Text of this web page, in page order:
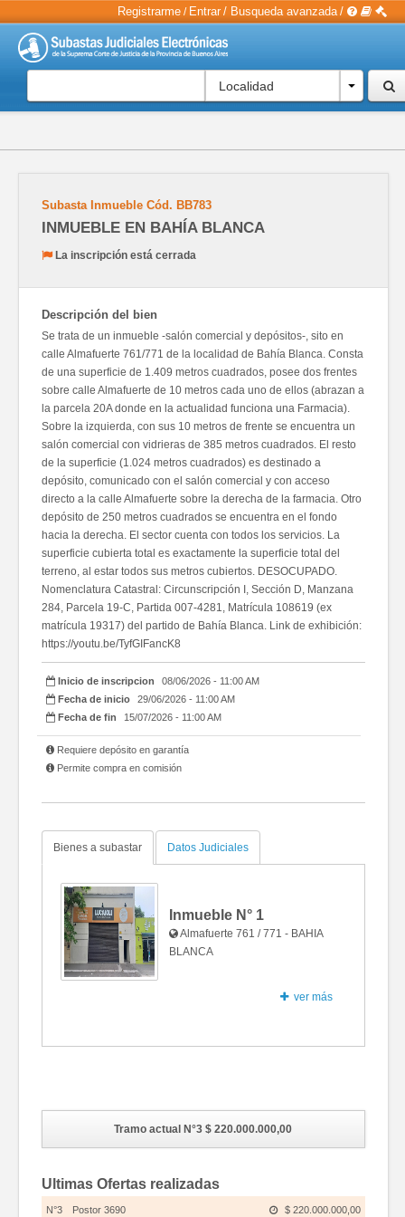
Registrarme / Entrar / Busqueda avanzada /
Localidad
Subasta Inmueble Cód. BB783
INMUEBLE EN BAHÍA BLANCA
La inscripción está cerrada
Descripción del bien
Se trata de un inmueble -salón comercial y depósitos-, sito en
calle Almafuerte 761/771 de la localidad de Bahía Blanca. Consta
de una superficie de 1.409 metros cuadrados, posee dos frentes
sobre calle Almafuerte de 10 metros cada uno de ellos (abrazan a
la parcela 20A donde en la actualidad funciona una Farmacia).
Sobre la izquierda, con sus 10 metros de frente se encuentra un
salón comercial con vidrieras de 385 metros cuadrados. El resto
de la superficie (1.024 metros cuadrados) es destinado a
depósito, comunicado con el salón comercial y con acceso
directo a la calle Almafuerte sobre la derecha de la farmacia. Otro
depósito de 250 metros cuadrados se encuentra en el fondo
hacia la derecha. El sector cuenta con todos los servicios. La
superficie cubierta total es exactamente la superficie total del
terreno, al estar todos sus metros cubiertos. DESOCUPADO.
Nomenclatura Catastral: Circunscripción I, Sección D, Manzana
284, Parcela 19-C, Partida 007-4281, Matrícula 108619 (ex
matrícula 19317) del partido de Bahía Blanca. Link de exhibición:
https://youtu.be/TyfGIFancK8
Inicio de inscripcion
08/06/2026 - 11:00 AM
Fecha de inicio
29/06/2026 - 11:00 AM
Fecha de fin
15/07/2026 - 11:00 AM
Requiere depósito en garantía
Permite compra en comisión
Bienes a subastar Datos Judiciales
Inmueble N° 1
Almafuerte 761 / 771 - BAHIA
BLANCA
ver más
Tramo actual N°3 $ 220.000.000,00
Ultimas Ofertas realizadas
N°3 Postor 3690 $ 220.000.000,00